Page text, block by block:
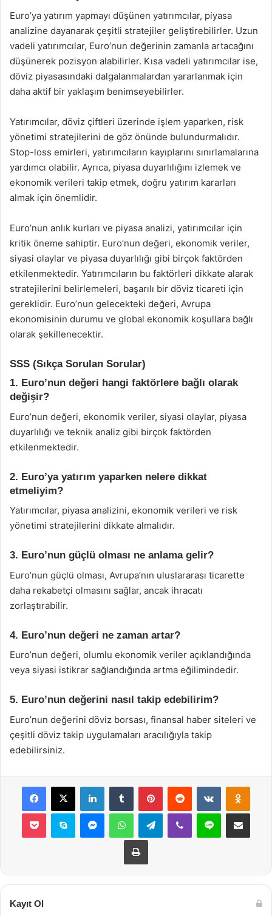
Euro’ya yatırım yapmayı düşünen yatırımcılar, piyasa
analizine dayanarak çeşitli stratejiler geliştirebilirler. Uzun
vadeli yatırımcılar, Euro’nun değerinin zamanla artacağını
düşünerek pozisyon alabilirler. Kısa vadeli yatırımcılar ise,
döviz piyasasındaki dalgalanmalardan yararlanmak için
daha aktif bir yaklaşım benimseyebilirler.
Yatırımcılar, döviz çiftleri üzerinde işlem yaparken, risk
yönetimi stratejilerini de göz önünde bulundurmalıdır.
Stop-loss emirleri, yatırımcıların kayıplarını sınırlamalarına
yardımcı olabilir. Ayrıca, piyasa duyarlılığını izlemek ve
ekonomik verileri takip etmek, doğru yatırım kararları
almak için önemlidir.
Euro’nun anlık kurları ve piyasa analizi, yatırımcılar için
kritik öneme sahiptir. Euro’nun değeri, ekonomik veriler,
siyasi olaylar ve piyasa duyarlılığı gibi birçok faktörden
etkilenmektedir. Yatırımcıların bu faktörleri dikkate alarak
stratejilerini belirlemeleri, başarılı bir döviz ticareti için
gereklidir. Euro’nun gelecekteki değeri, Avrupa
ekonomisinin durumu ve global ekonomik koşullara bağlı
olarak şekillenecektir.
SSS (Sıkça Sorulan Sorular)
1. Euro’nun değeri hangi faktörlere bağlı olarak
değişir?
Euro’nun değeri, ekonomik veriler, siyasi olaylar, piyasa
duyarlılığı ve teknik analiz gibi birçok faktörden
etkilenmektedir.
2. Euro’ya yatırım yaparken nelere dikkat
etmeliyim?
Yatırımcılar, piyasa analizini, ekonomik verileri ve risk
yönetimi stratejilerini dikkate almalıdır.
3. Euro’nun güçlü olması ne anlama gelir?
Euro’nun güçlü olması, Avrupa’nın uluslararası ticarette
daha rekabetçi olmasını sağlar, ancak ihracatı
zorlaştırabilir.
4. Euro’nun değeri ne zaman artar?
Euro’nun değeri, olumlu ekonomik veriler açıklandığında
veya siyasi istikrar sağlandığında artma eğilimindedir.
5. Euro’nun değerini nasıl takip edebilirim?
Euro’nun değerini döviz borsası, finansal haber siteleri ve
çeşitli döviz takip uygulamaları aracılığıyla takip
edebilirsiniz.
Facebook
X LinkedInTumblr PinterestReddit VKontakte
Pocket Skype MessengerWhatsAppTelegramViber Line E-Posta ile
Yazdır
Kayıt Ol